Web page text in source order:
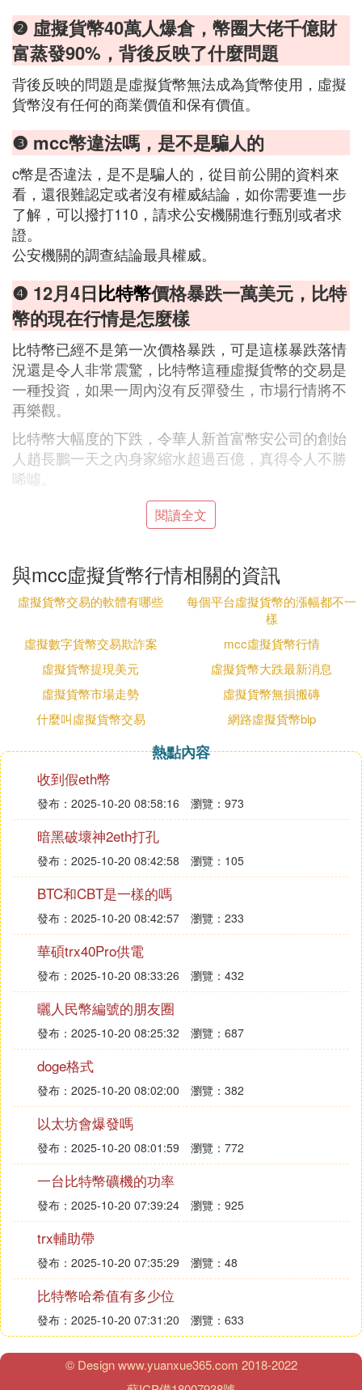
❷ 虛擬貨幣40萬人爆倉，幣圈大佬千億財
富蒸發90%，背後反映了什麼問題
背後反映的問題是虛擬貨幣無法成為貨幣使用，虛擬
貨幣沒有任何的商業價值和保有價值。
❸ mcc幣違法嗎，是不是騙人的
c幣是否違法，是不是騙人的，從目前公開的資料來
看，還很難認定或者沒有權威結論，如你需要進一步
了解，可以撥打110，請求公安機關進行甄別或者求
證。
公安機關的調查結論最具權威。
❹ 12月4日比特幣價格暴跌一萬美元，比特
幣的現在行情是怎麼樣
比特幣已經不是第一次價格暴跌，可是這樣暴跌落情
況還是令人非常震驚，比特幣這種虛擬貨幣的交易是
一種投資，如果一周內沒有反彈發生，市場行情將不
再樂觀。
比特幣大幅度的下跌，令華人新首富幣安公司的創始
人趙長鵬一天之內身家縮水超過百億，真得令人不勝
唏噓。
一、比特幣連續多日價格下跌厲害，巨
鯨公司卻大量買進
2021年12月初是所有比特幣投資者黑暗的日子 ，在1
2月1日比特幣上漲至六萬美元的高點時，之後就開始
了瀑布式的行情，到了3日直接低至五萬美元，到了4
日跌至四萬二千美元，一天內跌幅超過一萬元美元。
隨著比特幣的下跌，以太坊
也跟著下跌，不過跌幅明
顯要小許多。值得注意的是在價格下跌的狀態下，持
有比特幣最多的巨鯨公司卻在這種情況下大量的買
總結
雖然比特幣有可能會發生反彈的情況，但比特幣不是
法定貨向，背後沒有實際價值支撐，一切的相關交易
是投資炒作，大家一定要加強風險意識，遠離風險，
保護我們的私有財產。比特幣這種虛擬貨幣在全球來
說都，交易所都處在缺乏管理的狀態，可以說是灰色
地帶，幣安遭到英國、日本等許多國家金融監管機構
的告誡，並逐漸的將美國、中國等國家的用戶清退。
❺ 如何查看各種虛擬貨幣實時價格
國內最全最新的虛擬貨幣/數字貨幣的行情應該只有
英為財情才有了。
看到其他朋友的回答，大部分是國外網站，或者行情
不全。
而英為財情的網站可以查看多達2500+的數字貨幣
同時在各大手機應用商店同樣可以下載到英為財情的
APP
❻ 幣圈集體崩盤，22萬人爆倉，虛擬數字
貨幣行情還會被繼續看好嗎
從幣圈集體崩盤，22萬人爆倉這個情況來分析，進一
步加深了外人對於虛擬數字貨幣的擔憂，它們的行情
也逐漸被人認清楚，越來越不看好。
第四個原因，虛擬數字貨幣具備著不安全性的特點。
講得直白一點，這種沒有實體物支撐的虛擬數字貨
幣，完全就是網路上的一串數據而已，這種數據形勢
是很容易受到黑客的攻擊，事實上，虛擬數字貨幣也
確實受到了多次黑客的盜竊，事後，也沒辦法給以一
閱讀全文
與mcc虛擬貨幣行情相關的資訊
虛擬貨幣交易的軟體有哪些
每個平台虛擬貨幣的漲幅都不一
樣
虛擬數字貨幣交易欺詐案
mcc虛擬貨幣行情
虛擬貨幣提現美元
虛擬貨幣大跌最新消息
虛擬貨幣市場走勢
虛擬貨幣無損搬磚
什麼叫虛擬貨幣交易
網路虛擬貨幣blp
熱點內容
收到假eth幣
發布：2025-10-20 08:58:16 瀏覽：973
暗黑破壞神2eth打孔
發布：2025-10-20 08:42:58 瀏覽：105
BTC和CBT是一樣的嗎
發布：2025-10-20 08:42:57 瀏覽：233
華碩trx40Pro供電
發布：2025-10-20 08:33:26 瀏覽：432
曬人民幣編號的朋友圈
發布：2025-10-20 08:25:32 瀏覽：687
doge格式
發布：2025-10-20 08:02:00 瀏覽：382
以太坊會爆發嗎
發布：2025-10-20 08:01:59 瀏覽：772
一台比特幣礦機的功率
發布：2025-10-20 07:39:24 瀏覽：925
trx輔助帶
發布：2025-10-20 07:35:29 瀏覽：48
比特幣哈希值有多少位
發布：2025-10-20 07:31:20 瀏覽：633
© Design www.yuanxue365.com 2018-2022